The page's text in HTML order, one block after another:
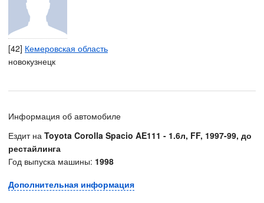
[42] Кемеровская область
новокузнецк
Информация об автомобиле
Ездит на Toyota Corolla Spacio AE111 - 1.6л, FF, 1997-99, до
рестайлинга
Год выпуска машины: 1998
Дополнительная информация